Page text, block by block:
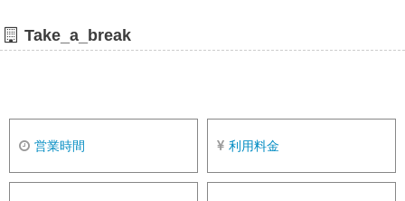
Take_a_break
営業時間 利用料金